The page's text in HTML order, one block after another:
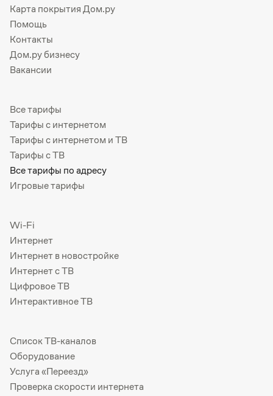
Карта покрытия Дом.ру
Помощь
Контакты
Дом.ру бизнесу
Вакансии
Все тарифы
Тарифы с интернетом
Тарифы с интернетом и ТВ
Тарифы с ТВ
Все тарифы по адресу
Игровые тарифы
Wi-Fi
Интернет
Интернет в новостройке
Интернет с ТВ
Цифровое ТВ
Интерактивное ТВ
Список ТВ-каналов
Оборудование
Услуга «Переезд»
Проверка скорости интернета